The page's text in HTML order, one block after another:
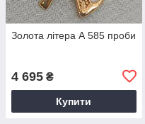
Золота літера А 585 проби
4 695 ₴
Купити